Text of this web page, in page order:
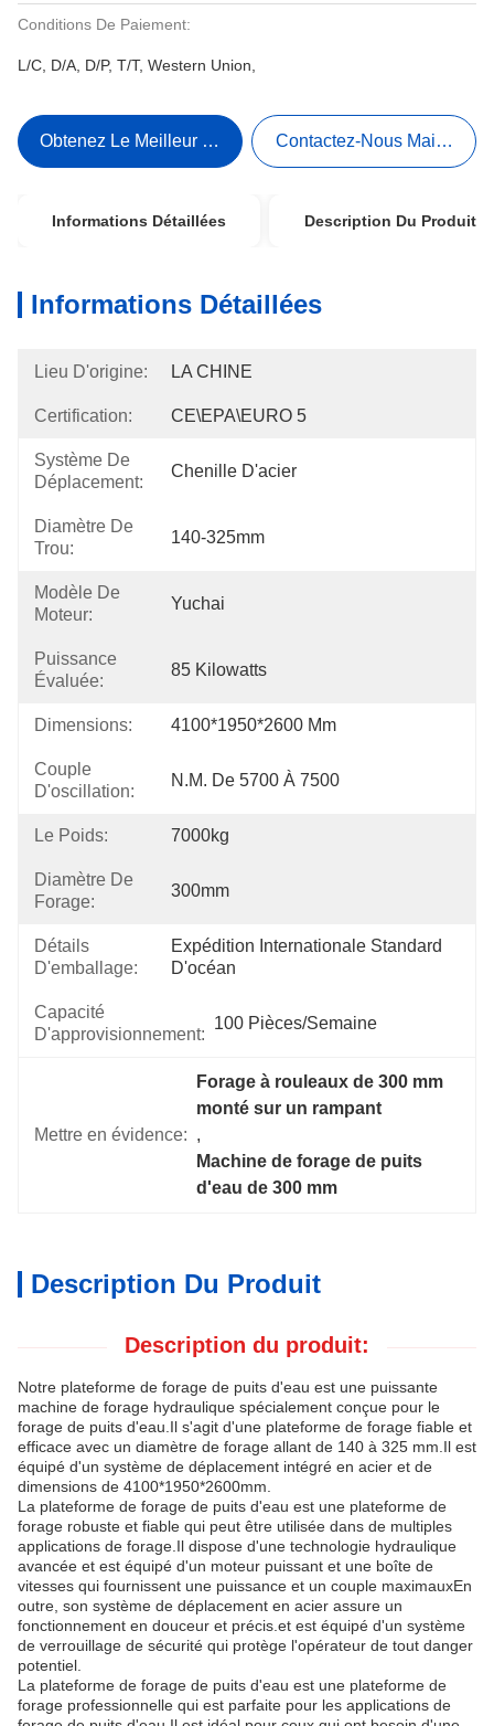
Conditions De Paiement:
L/C, D/A, D/P, T/T, Western Union,
Obtenez Le Meilleur Prix Contactez-Nous Maintenant
Informations Détaillées Description Du Produit
Informations Détaillées
Lieu D'origine: LA CHINE
Certification: CE\EPA\EURO 5
Système De
Déplacement:
Chenille D'acier
Diamètre De
Trou:
140-325mm
Modèle De
Moteur:
Yuchai
Puissance
Évaluée:
85 Kilowatts
Dimensions: 4100*1950*2600 Mm
Couple
D'oscillation:
N.m. De 5700 À 7500
Le Poids: 7000kg
Diamètre De
Forage:
300mm
Détails
D'emballage:
Expédition Internationale Standard
D'océan
Capacité
D'approvisionnement:
100 Pièces/semaine
Mettre en évidence:
Forage à rouleaux de 300 mm
monté sur un rampant
,
Machine de forage de puits
d'eau de 300 mm
Description Du Produit
Description du produit:
Notre plateforme de forage de puits d'eau est une puissante
machine de forage hydraulique spécialement conçue pour le
forage de puits d'eau.Il s'agit d'une plateforme de forage fiable et
efficace avec un diamètre de forage allant de 140 à 325 mm.Il est
équipé d'un système de déplacement intégré en acier et de
dimensions de 4100*1950*2600mm.
La plateforme de forage de puits d'eau est une plateforme de
forage robuste et fiable qui peut être utilisée dans de multiples
applications de forage.Il dispose d'une technologie hydraulique
avancée et est équipé d'un moteur puissant et une boîte de
vitesses qui fournissent une puissance et un couple maximauxEn
outre, son système de déplacement en acier assure un
fonctionnement en douceur et précis.et est équipé d'un système
de verrouillage de sécurité qui protège l'opérateur de tout danger
potentiel.
La plateforme de forage de puits d'eau est une plateforme de
forage professionnelle qui est parfaite pour les applications de